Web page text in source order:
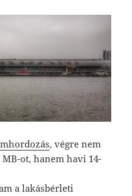
, végre nem
ot, hanem havi 14-
a lakásbérleti